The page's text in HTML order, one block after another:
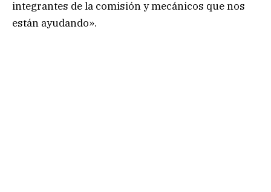
integrantes de la comisión y mecánicos que nos
están ayudando».